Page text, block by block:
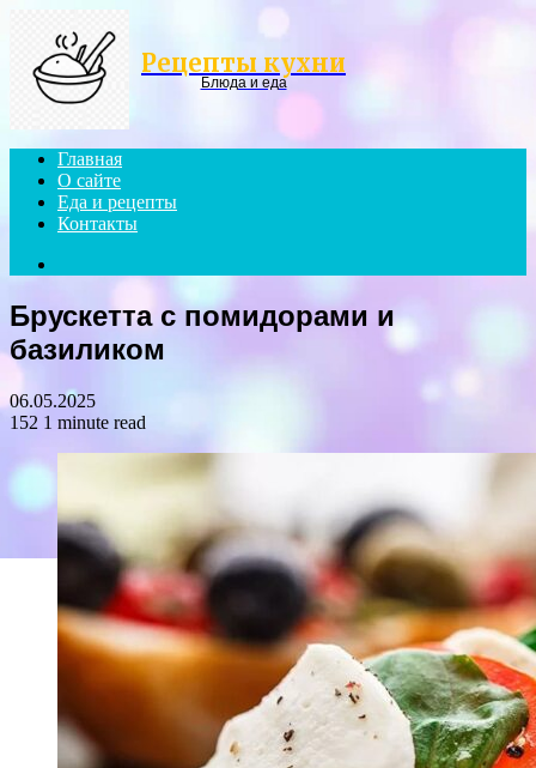
Рецепты кухни
Блюда и еда
Главная
О сайте
Еда и рецепты
Контакты
Брускетта с помидорами и
базиликом
06.05.2025
152 1 minute read